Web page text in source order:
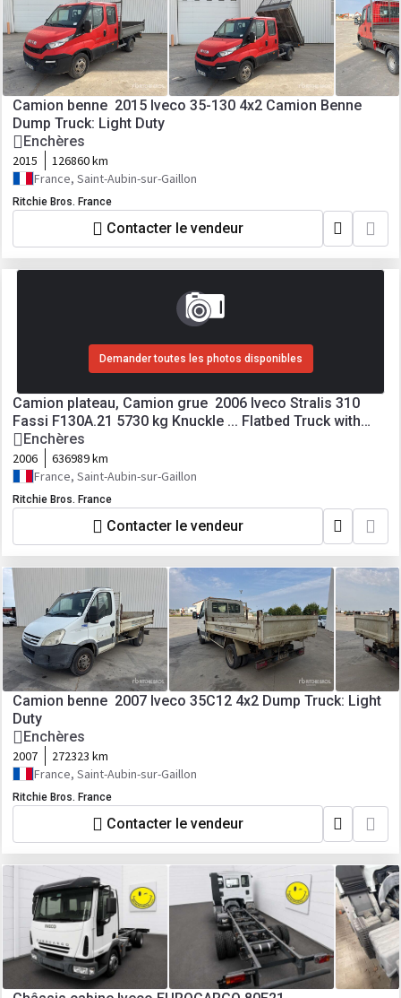
Camion benne 2015 Iveco 35-130 4x2 Camion Benne
Dump Truck: Light Duty
Enchères
2015
126860 km
France, Saint-Aubin-sur-Gaillon
Ritchie Bros. France
Contacter le vendeur
Demander toutes les photos disponibles
Camion plateau, Camion grue 2006 Iveco Stralis 310
Fassi F130A.21 5730 kg Knuckle ... Flatbed Truck with
Crane
Enchères
2006
636989 km
France, Saint-Aubin-sur-Gaillon
Ritchie Bros. France
Contacter le vendeur
Camion benne 2007 Iveco 35C12 4x2 Dump Truck: Light
Duty
Enchères
2007
272323 km
France, Saint-Aubin-sur-Gaillon
Ritchie Bros. France
Contacter le vendeur